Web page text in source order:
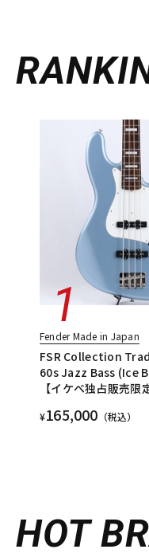
Fender Made in Japan
FSR Collection
60s Jazz Bass (Ice
【イケベ独占販売限
¥165,000 （税込）
HOT